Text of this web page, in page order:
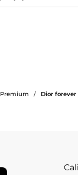
Premium / Dior